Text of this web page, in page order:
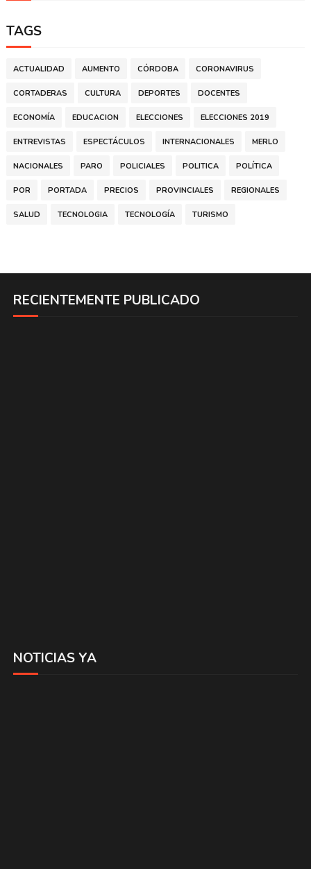
TAGS
ACTUALIDAD AUMENTO CÓRDOBA CORONAVIRUS
CORTADERAS CULTURA DEPORTES DOCENTES
ECONOMÍA EDUCACION ELECCIONES ELECCIONES 2019
ENTREVISTAS ESPECTÁCULOS INTERNACIONALES MERLO
NACIONALES PARO POLICIALES POLITICA POLÍTICA
POR PORTADA PRECIOS PROVINCIALES REGIONALES
SALUD TECNOLOGIA TECNOLOGÍA TURISMO
RECIENTEMENTE PUBLICADO
NOTICIAS YA